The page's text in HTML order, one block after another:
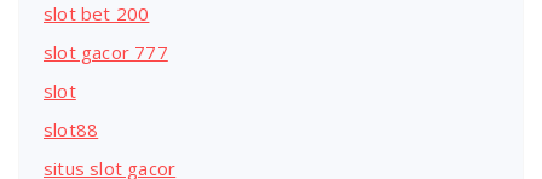
slot bet 200
slot gacor 777
slot
slot88
situs slot gacor